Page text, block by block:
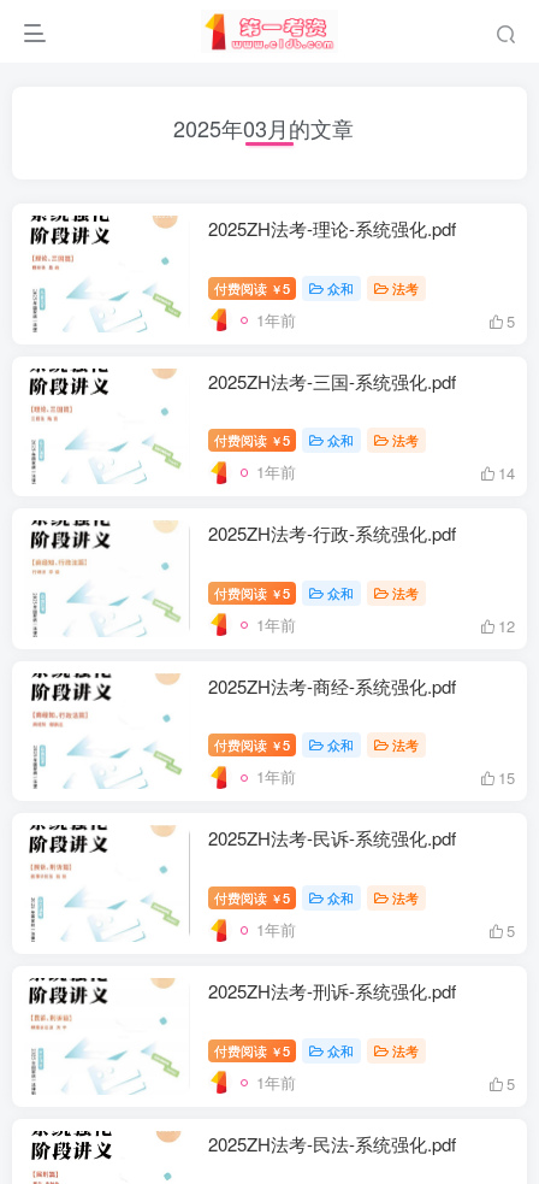
2025年03月的文章
2025ZH法考-理论-系统强化.pdf
付费阅读 ￥5 众和 法考
1年前 5
2025ZH法考-三国-系统强化.pdf
付费阅读 ￥5 众和 法考
1年前 14
2025ZH法考-行政-系统强化.pdf
付费阅读 ￥5 众和 法考
1年前 12
2025ZH法考-商经-系统强化.pdf
付费阅读 ￥5 众和 法考
1年前 15
2025ZH法考-民诉-系统强化.pdf
付费阅读 ￥5 众和 法考
1年前 5
2025ZH法考-刑诉-系统强化.pdf
付费阅读 ￥5 众和 法考
1年前 5
2025ZH法考-民法-系统强化.pdf